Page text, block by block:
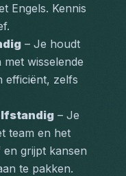
Engels. Kennis
– Je houdt
wisselende
efficiënt, zelfs
– Je
team en het
grijpt kansen
te pakken.